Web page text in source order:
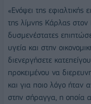
«Ενόψει της
της λίμνης Κάρλας στον
δυσμενέστατες
υγεία και στην
διενεργήσετε
προκειμένου να
και για ποιο λόγο ήταν
στην σήραγγα, η οποία